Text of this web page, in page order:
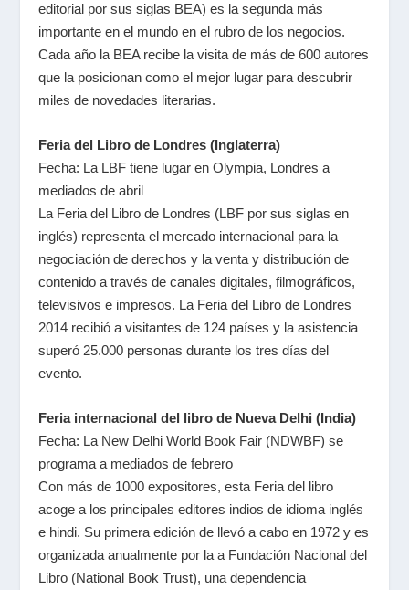
editorial por sus siglas BEA) es la segunda más
importante en el mundo en el rubro de los negocios.
Cada año la BEA recibe la visita de más de 600 autores
que la posicionan como el mejor lugar para descubrir
miles de novedades literarias.
Feria del Libro de Londres (Inglaterra)
Fecha: La LBF tiene lugar en Olympia, Londres a
mediados de abril
La Feria del Libro de Londres (LBF por sus siglas en
inglés) representa el mercado internacional para la
negociación de derechos y la venta y distribución de
contenido a través de canales digitales, filmográficos,
televisivos e impresos. La Feria del Libro de Londres
2014 recibió a visitantes de 124 países y la asistencia
superó 25.000 personas durante los tres días del
evento.
Feria internacional del libro de Nueva Delhi (India)
Fecha: La New Delhi World Book Fair (NDWBF) se
programa a mediados de febrero
Con más de 1000 expositores, esta Feria del libro
acoge a los principales editores indios de idioma inglés
e hindi. Su primera edición de llevó a cabo en 1972 y es
organizada anualmente por la a Fundación Nacional del
Libro (National Book Trust), una dependencia